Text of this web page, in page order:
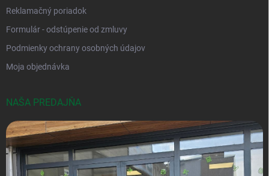
Reklamačný poriadok
Formulár - odstúpenie od zmluvy
Podmienky ochrany osobných údajov
Moja objednávka
NAŠA PREDAJŇA